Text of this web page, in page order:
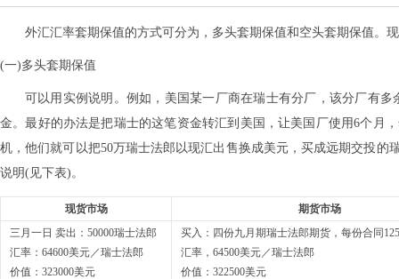
外汇汇率套期保值的方式可分为，多头套期保值和空头套期保值。
(一)多头套期保值
可以用实例说明。例如，美国某一厂商在瑞士有分厂，该分厂有
金。最好的办法是把瑞士的这笔资金转汇到美国，让美国厂使用6个月
机，他们就可以把50万瑞士法郎以现汇出售换成美元，买成远期交投
说明(见下表)。
现货市场
期货市场
三月一日 卖出：50000瑞士法郎
汇率：64600美元／瑞士法郎
价值：323000美元
买入：四份九月期瑞士法郎期货，每份合同
汇率，64500美元／瑞士法郎
价值：322500美元